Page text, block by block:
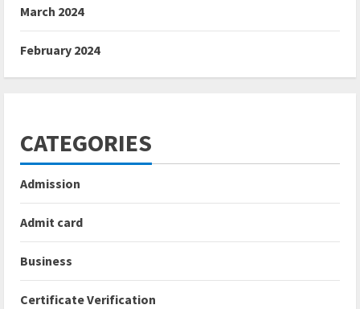
March 2024
February 2024
CATEGORIES
Admission
Admit card
Business
Certificate Verification